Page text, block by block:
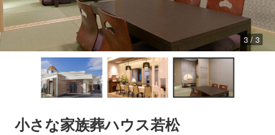
3 / 3
小さな家族葬ハウス若松